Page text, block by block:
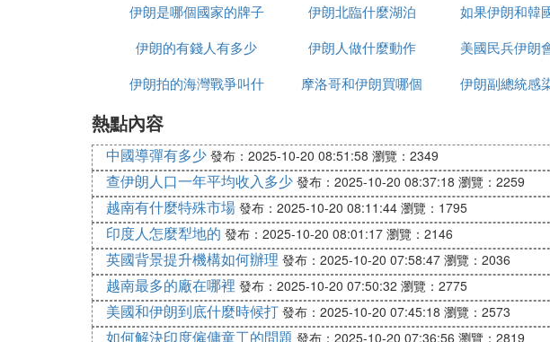
種
伊朗是哪個國家的牌子 伊朗北臨什麼湖泊
如果伊朗和韓
個贏
伊朗的有錢人有多少
伊朗人做什麼動作
美國民兵伊朗
反應
伊朗拍的海灣戰爭叫什
摩洛哥和伊朗買哪個
伊朗副總統感
熱點內容
中國導彈有多少 發布：2025-10-20 08:51:58 瀏覽：2349
查伊朗人口一年平均收入多少 發布：2025-10-20 08:37:18 瀏覽：2259
越南有什麼特殊市場 發布：2025-10-20 08:11:44 瀏覽：1795
印度人怎麼犁地的 發布：2025-10-20 08:01:17 瀏覽：2146
英國背景提升機構如何辦理 發布：2025-10-20 07:58:47 瀏覽：2036
越南最多的廠在哪裡 發布：2025-10-20 07:50:32 瀏覽：2775
美國和伊朗到底什麼時候打 發布：2025-10-20 07:45:18 瀏覽：2573
如何解決印度僱傭童工的問題 發布：2025-10-20 07:36:56 瀏覽：2819